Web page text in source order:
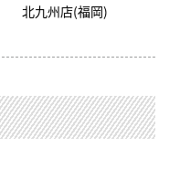
北九州店(福岡)